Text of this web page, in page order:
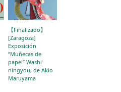
【Finalizado】
[Zaragoza]
Exposición
“Muñecas de
papel” Washi
ningyou, de Akio
Maruyama